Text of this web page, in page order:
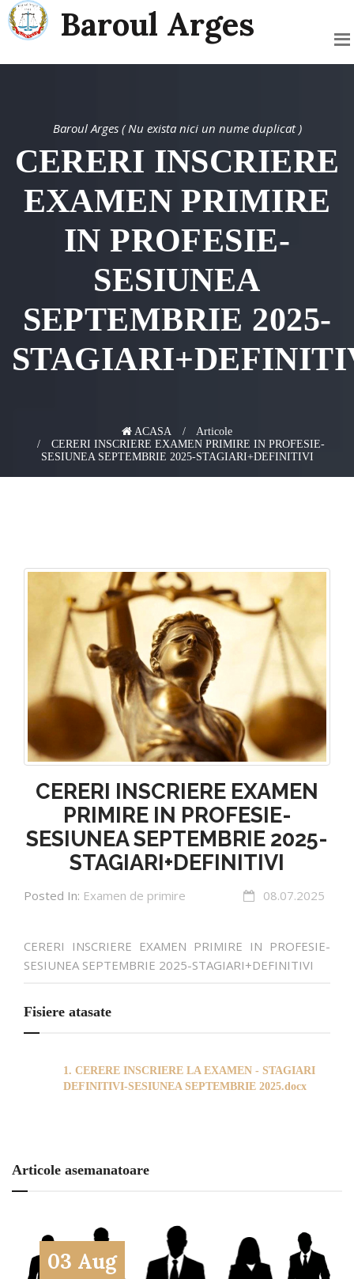
Baroul Arges
Baroul Arges ( Nu exista nici un nume duplicat )
CERERI INSCRIERE
EXAMEN PRIMIRE
IN PROFESIE-
SESIUNEA
SEPTEMBRIE 2025-
ACASA
Articole
CERERI INSCRIERE EXAMEN PRIMIRE IN PROFESIE-
SESIUNEA SEPTEMBRIE 2025-STAGIARI+DEFINITIVI
CERERI INSCRIERE EXAMEN
PRIMIRE IN PROFESIE-
SESIUNEA SEPTEMBRIE 2025-
STAGIARI+DEFINITIVI
Posted In: Examen de primire 08.07.2025
CERERI INSCRIERE EXAMEN PRIMIRE IN PROFESIE-
SESIUNEA SEPTEMBRIE 2025-STAGIARI+DEFINITIVI
Fisiere atasate
1. CERERE INSCRIERE LA EXAMEN - STAGIARI
DEFINITIVI-SESIUNEA SEPTEMBRIE 2025.docx
Articole asemanatoare
03 Aug